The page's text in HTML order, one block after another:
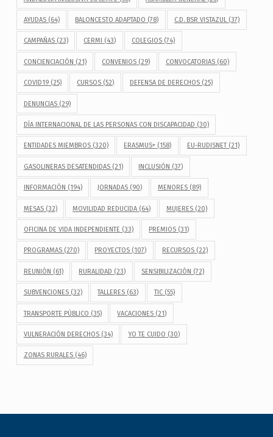
AYUDAS(64) BALONCESTO ADAPTADO (78) C.D. BSR VISTAZUL(37)
CAMPAÑAS(23) CERMI (43) COLEGIOS(74)
CONCIENCIACIÓN (21) CONVENIOS (29) CONVOCATORIAS(60)
COVID19(25) CURSOS (52) DEFENSA DE DERECHOS(25)
DENUNCIAS(29)
DÍA INTERNACIONAL DE LAS PERSONAS CON DISCAPACIDAD (30)
ENTIDADES MIEMBROS(320) ERASMUS+ (158) EU-RUDISNET(21)
GASOLINERAS DESATENDIDAS(21) INCLUSIÓN (37)
INFORMACIÓN (194) JORNADAS (90) MENORES(89)
MESAS(32) MOVILIDAD REDUCIDA (64) MUJERES(20)
OFICINA DE VIDA INDEPENDIENTE (33) PREMIOS (31)
PROGRAMAS(270) PROYECTOS (107) RECURSOS(22)
REUNIÓN (61) RURALIDAD (23) SENSIBILIZACIÓN (72)
SUBVENCIONES(32) TALLERES (63) TIC(55)
TRANSPORTE PÚBLICO (35) VACACIONES (21)
VULNERACIÓN DERECHOS(34) YO TE CUIDO (30)
ZONAS RURALES(46)